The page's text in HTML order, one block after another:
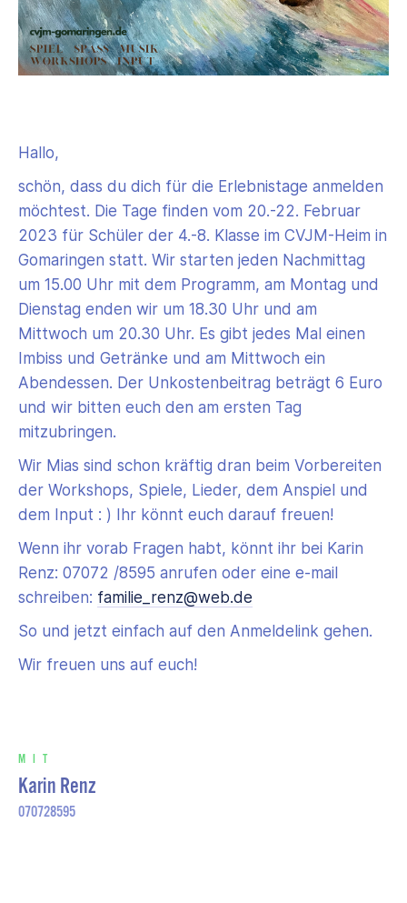
Hallo,
schön, dass du dich für die Erlebnistage anmelden
möchtest. Die Tage finden vom 20.-22. Februar
2023 für Schüler der 4.-8. Klasse im CVJM-Heim in
Gomaringen statt. Wir starten jeden Nachmittag
um 15.00 Uhr mit dem Programm, am Montag und
Dienstag enden wir um 18.30 Uhr und am
Mittwoch um 20.30 Uhr. Es gibt jedes Mal einen
Imbiss und Getränke und am Mittwoch ein
Abendessen. Der Unkostenbeitrag beträgt 6 Euro
und wir bitten euch den am ersten Tag
mitzubringen.
Wir Mias sind schon kräftig dran beim Vorbereiten
der Workshops, Spiele, Lieder, dem Anspiel und
dem Input : ) Ihr könnt euch darauf freuen!
Wenn ihr vorab Fragen habt, könnt ihr bei Karin
Renz: 07072 /8595 anrufen oder eine e-mail
schreiben: familie_renz@web.de
So und jetzt einfach auf den Anmeldelink gehen.
Wir freuen uns auf euch!
MIT
Karin Renz
070728595